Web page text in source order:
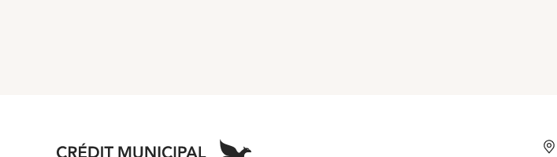
Aller à l'accueil de Crédit Municipal de Paris